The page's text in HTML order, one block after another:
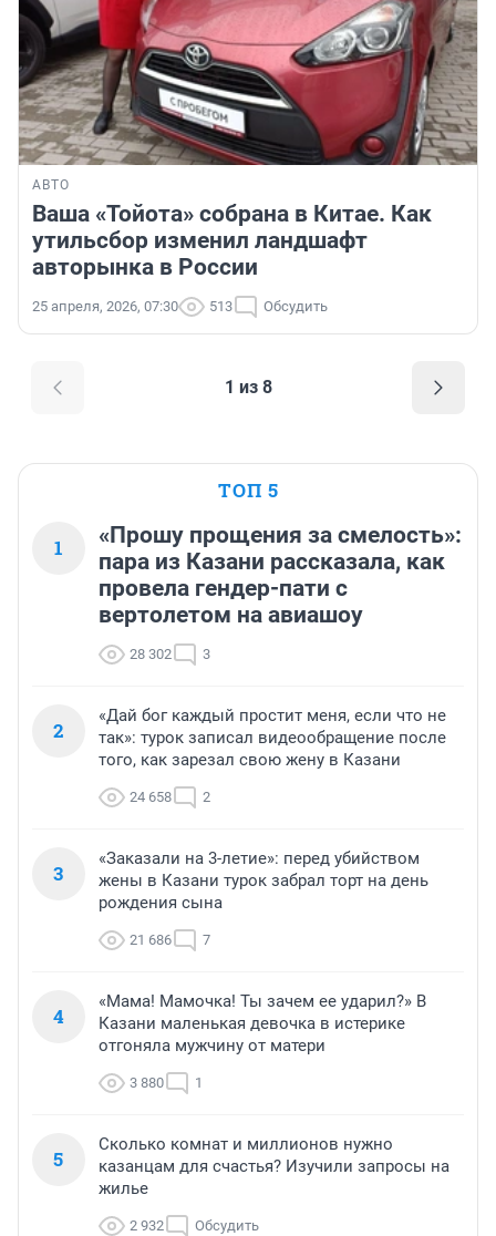
АВТО
Ваша «Тойота» собрана в Китае. Как
утильсбор изменил ландшафт
авторынка в России
25 апреля, 2026, 07:30 513 Обсудить
1 из 8
ТОП 5
1
«Прошу прощения за смелость»:
пара из Казани рассказала, как
провела гендер-пати с
вертолетом на авиашоу
28 302 3
2
«Дай бог каждый простит меня, если что не
так»: турок записал видеообращение после
того, как зарезал свою жену в Казани
24 658 2
3
«Заказали на 3-летие»: перед убийством
жены в Казани турок забрал торт на день
рождения сына
21 686 7
4
«Мама! Мамочка! Ты зачем ее ударил?» В
Казани маленькая девочка в истерике
отгоняла мужчину от матери
3 880 1
5
Сколько комнат и миллионов нужно
казанцам для счастья? Изучили запросы на
жилье
2 932 Обсудить